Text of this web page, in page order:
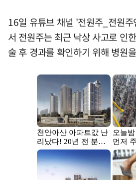
16일 유튜브 채널 '전원주_전원
서 전원주는 최근 낙상 사고로 인
술 후 경과를 확인하기 위해 병원